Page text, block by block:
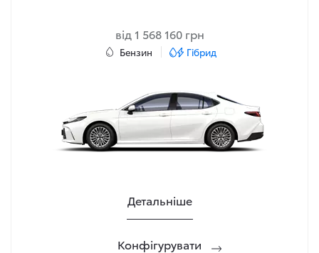
від 1 568 160 грн
Бензин Гібрид
Детальніше
Конфігурувати